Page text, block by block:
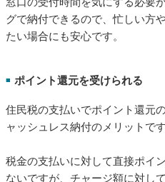
金を引き出す際の手数料も不要
■ いつでもオンラインで支払える
に足を運ぶことなくいつでも住